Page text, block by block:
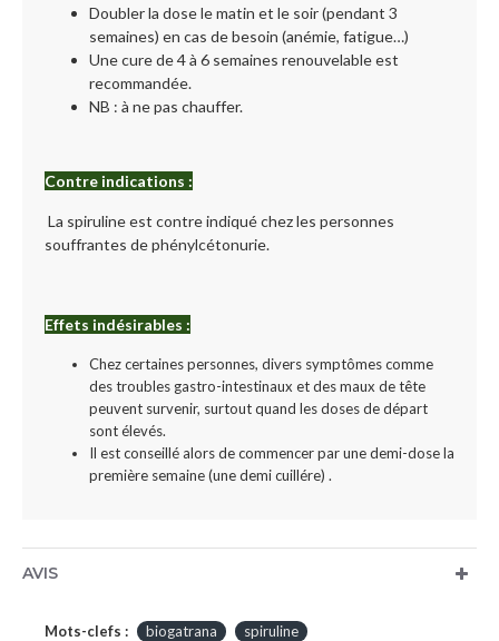
Doubler la dose le matin et le soir (pendant 3
semaines) en cas de besoin (anémie, fatigue…)
Une cure de 4 à 6 semaines renouvelable est
recommandée.
NB : à ne pas chauffer.
Contre indications :
La spiruline est contre indiqué chez les personnes
souffrantes de phénylcétonurie.
Effets indésirables :
Chez certaines personnes, divers symptômes comme
des troubles gastro-intestinaux et des maux de tête
peuvent survenir, surtout quand les doses de départ
sont élevés.
Il est conseillé alors de commencer par une demi-dose la
première semaine (une demi cuillére) .
AVIS
Mots-clefs : biogatrana spiruline